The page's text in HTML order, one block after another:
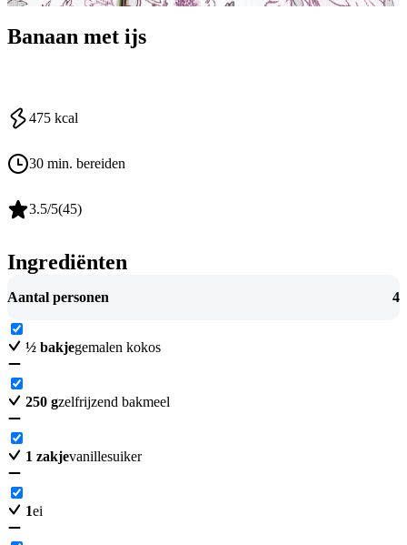
Banaan met ijs
475 kcal
30 min. bereiden
3.5/5(45)
Ingrediënten
Aantal personen 4
½ bakjegemalen kokos
250 gzelfrijzend bakmeel
1 zakjevanillesuiker
1ei